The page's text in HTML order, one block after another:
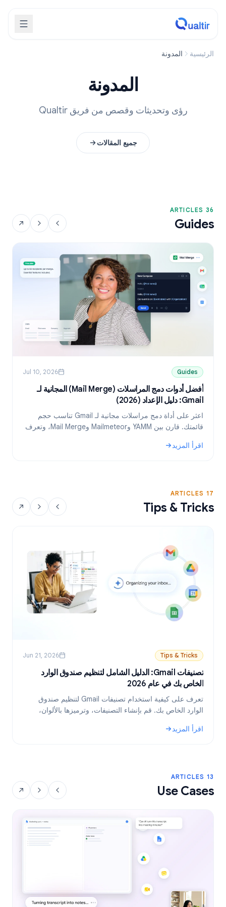
الرئيسية المدونة
المدونة
رؤى وتحديثات وقصص من فريق Qualtir
جميع المقالات
36 ARTICLES
Guides
Guides
Jul 10, 2026
أفضل أدوات دمج المراسلات (Mail Merge) المجانية لـ
Gmail: دليل الإعداد (2026)
اعثر على أداة دمج مراسلات مجانية لـ Gmail تناسب حجم
قائمتك. قارن بين YAMM وMailmeteor وMail Merge، وتعرف
اقرأ المزيد
: أفضل أدوات دمج المراسلات (Mail Merge) المجانية لـ Gmail: دليل الإعداد (2026)
17 ARTICLES
Tips & Tricks
Tips & Tricks
Jun 21, 2026
تصنيفات Gmail: الدليل الشامل لتنظيم صندوق الوارد
الخاص بك في عام 2026
تعرف على كيفية استخدام تصنيفات Gmail لتنظيم صندوق
الوارد الخاص بك. قم بإنشاء التصنيفات، وترميزها بالألوان،
أكثر كفاءة للبريد الإلكتروني.
اقرأ المزيد
: تصنيفات Gmail: الدليل الشامل لتنظيم صندوق الوارد الخاص بك في عام 2026
13 ARTICLES
Use Cases